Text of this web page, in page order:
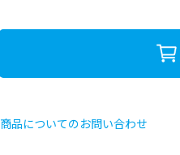
商品についてのお問い合わせ